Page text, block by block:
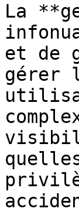
La
et de
gérer